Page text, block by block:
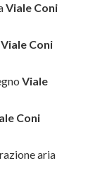
Viale Coni
Viale Coni
Viale
Coni
aria